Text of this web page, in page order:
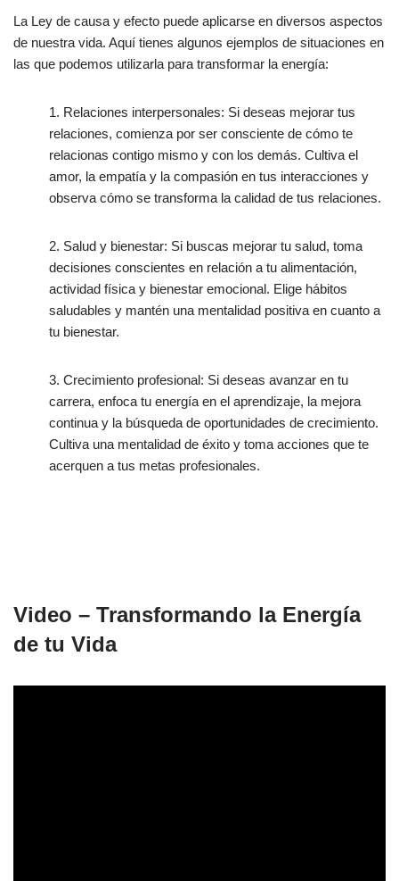
La Ley de causa y efecto puede aplicarse en diversos aspectos
de nuestra vida. Aquí tienes algunos ejemplos de situaciones en
las que podemos utilizarla para transformar la energía:
1. Relaciones interpersonales: Si deseas mejorar tus
relaciones, comienza por ser consciente de cómo te
relacionas contigo mismo y con los demás. Cultiva el
amor, la empatía y la compasión en tus interacciones y
observa cómo se transforma la calidad de tus relaciones.
2. Salud y bienestar: Si buscas mejorar tu salud, toma
decisiones conscientes en relación a tu alimentación,
actividad física y bienestar emocional. Elige hábitos
saludables y mantén una mentalidad positiva en cuanto a
tu bienestar.
3. Crecimiento profesional: Si deseas avanzar en tu
carrera, enfoca tu energía en el aprendizaje, la mejora
continua y la búsqueda de oportunidades de crecimiento.
Cultiva una mentalidad de éxito y toma acciones que te
acerquen a tus metas profesionales.
Video – Transformando la Energía
de tu Vida